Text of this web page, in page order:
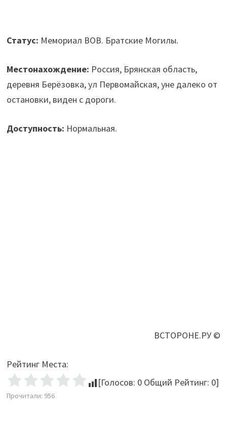
Статус: Мемориал ВОВ. Братские Могилы.
Местонахождение: Россия, Брянская область,
деревня Берёзовка, ул Первомайская, уне далеко от
остановки, виден с дороги.
Доступность: Нормальная.
ВСТОРОНЕ.РУ ©
Рейтинг Места:
[Голосов: 0Общий Рейтинг: 0]
Прочитали: 956